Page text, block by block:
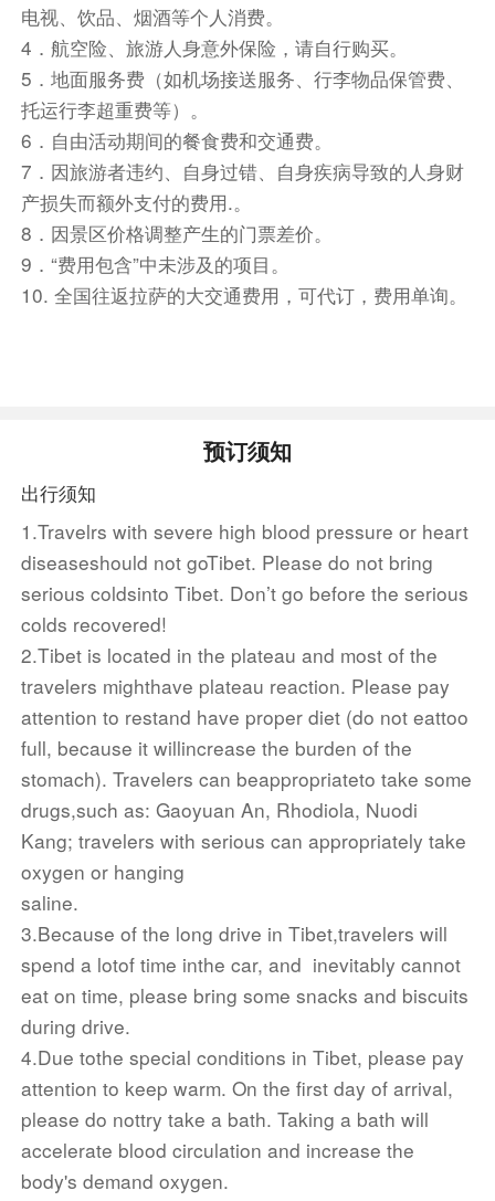
Altiude：3650m
早餐后，前往【大昭寺】，大昭寺融合了藏、唐、尼
泊尔、印度的建筑风格，成为藏式宗教建筑的千古经
典。寺前终日香火缭绕，信徒们虔诚的叩拜在门前的
青石地板上留下了等身长头的深印痕。万盏酥油灯长
明，留下了岁月和朝圣者的痕迹。在这里，对神的膜
拜是不分昼夜的。
【Jokhang Temple】,The Jokhang Temple is the
final destination for pilgrims. A statue of the 12-year-
old Sakyamuni, who lived in India inthe fifth century
大昭寺门票需进行实名预约，每日的7:00-23:59 期间
于微信小程序“大昭寺预约”上开放次日参观门票，预
寺业未开放团队预约通道,故需每位游客自行预约。预
约时间和方法会由工作人员或导游提前告知游客,若因
游客本身未能成功预约上大昭寺门票而导致无法参
观，旅行社对此无需承担任何责任和后果。
·大昭寺为宗教寺庙而非纯粹的旅游景点，如果有重要
宗教活动或重要活动导致无法开放参观，敬请谅解。
【Ticketing tips for the Jokhang Temple】
·The Jokhang Temple needs real-name online
ticketing. From 7:00am to 23:59pm every day, the
tickets for the nextday will be
open on the WeChat applet "Jokhang Temple
Reservation" until the number of reservations is
full.Therefore, tickets must be
reservedone day in advance.
·The Jokhang Temple does not open group
reservation and you should make reservation by
yourself. Travel consultant or tour guide will instruct
you how to make reservation. If you fail to reserve at
your own reasons, we donot bear any responsibility
and
consequences.
·The Jokhang Temple is a religious temple rather
电视、饮品、烟酒等个人消费。
4．航空险、旅游人身意外保险，请自行购买。
5．地面服务费（如机场接送服务、行李物品保管费、
托运行李超重费等）。
6．自由活动期间的餐食费和交通费。
7．因旅游者违约、自身过错、自身疾病导致的人身财
产损失而额外支付的费用.。
8．因景区价格调整产生的门票差价。
9．“费用包含”中未涉及的项目。
10. 全国往返拉萨的大交通费用，可代订，费用单询。
预订须知
出行须知
1.Travelrs with severe high blood pressure or heart
diseaseshould not goTibet. Please do not bring
serious coldsinto Tibet. Don’t go before the serious
colds recovered!
2.Tibet is located in the plateau and most of the
travelers mighthave plateau reaction. Please pay
attention to restand have proper diet (do not eattoo
full, because it willincrease the burden of the
stomach). Travelers can beappropriateto take some
drugs,such as: Gaoyuan An, Rhodiola, Nuodi
Kang; travelers with serious can appropriately take
oxygen or hanging
saline.
3.Because of the long drive in Tibet,travelers will
spend a lotof time inthe car, and inevitably cannot
eat on time, please bring some snacks and biscuits
during drive.
4.Due tothe special conditions in Tibet, please pay
attention to keep warm. On the first day of arrival,
please do nottry take a bath. Taking a bath will
accelerate blood circulation and increase the
body's demand oxygen.